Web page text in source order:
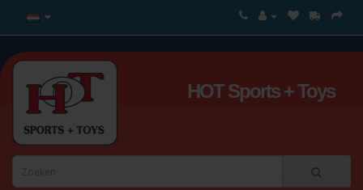
HOT Sports + Toys